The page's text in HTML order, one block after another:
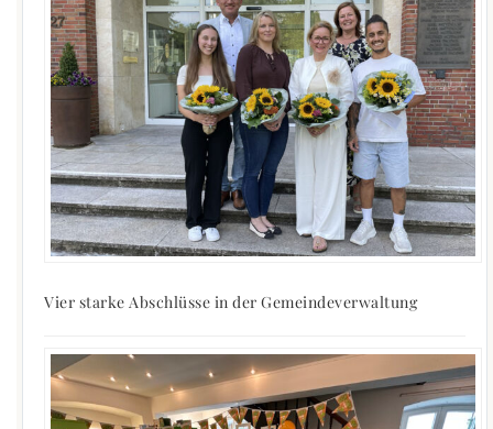
Vier starke Abschlüsse in der Gemeindeverwaltung